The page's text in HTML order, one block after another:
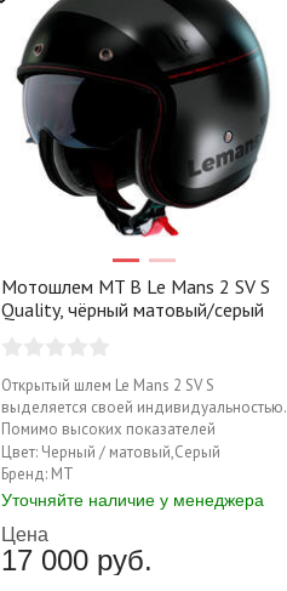
Мотошлем MT B Le Mans 2 SV S
Quality, чёрный матовый/серый
Открытый шлем Le Mans 2 SV S
выделяется своей индивидуальностью.
Помимо высоких показателей
безопасности, обновленный шлем в
стиле ретро с кожаными вставками и
отделкой, подчеркивающими его
винтажный стиль никого не оставит
равнодушным. С ним вы не только
почувствуете себя защищенным, и
Цвет: Черный / матовый,Серый
Бренд: MT
Уточняйте наличие у менеджера
Цена
17 000 руб.